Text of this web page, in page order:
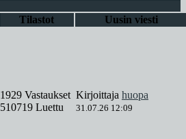
Tilastot
Uusin viesti
1929 Vastaukset
510719 Luettu
Kirjoittaja huopa
31.07.26 12:09